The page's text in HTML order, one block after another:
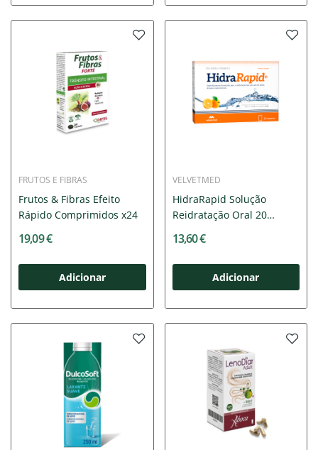
FRUTOS E FIBRAS
Frutos & Fibras Efeito
Rápido Comprimidos x24
19,09 €
Adicionar
VELVETMED
HidraRapid Solução
Reidratação Oral 20
13,60 €
Adicionar